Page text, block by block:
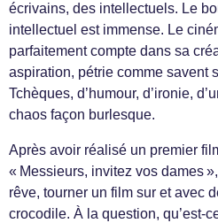
écrivains, des intellectuels. Le
intellectuel est immense. Le
parfaitement compte dans sa
aspiration, pétrie comme savent
Tchèques, d’humour, d’ironie,
chaos façon burlesque.
Après avoir réalisé un premier
« Messieurs, invitez vos dames
rêve, tourner un film sur et avec
crocodile. À la question, qu’est-